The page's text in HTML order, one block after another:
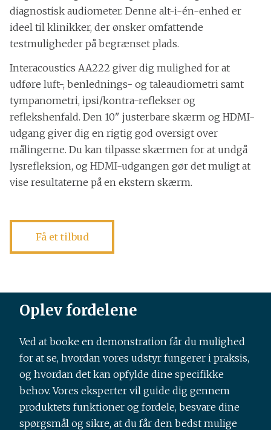
diagnostisk audiometer. Denne alt-i-én-enhed er
ideel til klinikker, der ønsker omfattende
testmuligheder på begrænset plads.
Interacoustics AA222 giver dig mulighed for at
udføre luft-, benlednings- og taleaudiometri samt
tympanometri, ipsi/kontra-reflekser og
reflekshenfald. Den 10" justerbare skærm og HDMI-
udgang giver dig en rigtig god oversigt over
målingerne. Du kan tilpasse skærmen for at undgå
lysrefleksion, og HDMI-udgangen gør det muligt at
vise resultaterne på en ekstern skærm.
Få et tilbud
Oplev fordelene
Ved at booke en demonstration får du mulighed
for at se, hvordan vores udstyr fungerer i praksis,
og hvordan det kan opfylde dine specifikke
behov. Vores eksperter vil guide dig gennem
produktets funktioner og fordele, besvare dine
spørgsmål og sikre, at du får den bedst mulige